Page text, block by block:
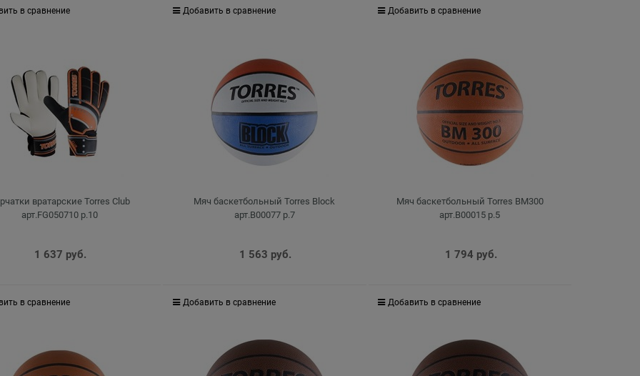
в сравнение Добавить в сравнение Добавить в сравнение
вратарские Torres Club
арт.FG050710 р.10
1 637 руб.
в сравнение
Мяч баскетбольный Torres Block
арт.B00077 р.7
1 563 руб.
Добавить в сравнение
Мяч баскетбольный Torres BM300
арт.B00015 р.5
1 794 руб.
Добавить в сравнение